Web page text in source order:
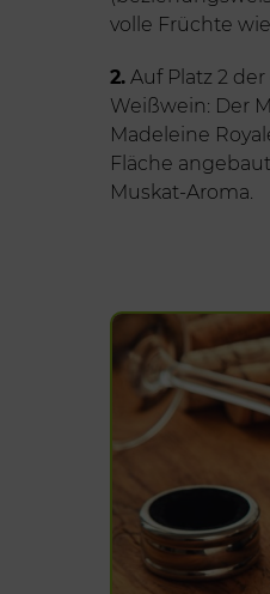
volle Früchte
2. Auf Platz 2
Weißwein: Der
Madeleine
Fläche
Muskat-Aroma.